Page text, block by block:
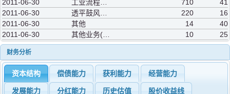
2011-06-30
710
41
2011-06-30
220
16
2011-06-30
其他 14
40
2011-06-30
10 25
财务分析
资本结构 偿债能力 获利能力 经营能力
发展能力 分红能力 历史估值 股价收益线